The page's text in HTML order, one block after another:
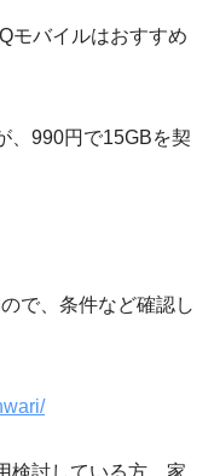
モバイルはおすすめ
、990円で15GBを契
で、条件など確認し
検討している方、家